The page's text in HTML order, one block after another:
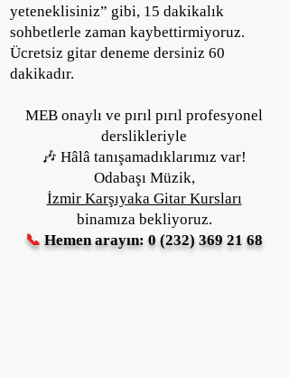
yeteneklisiniz” gibi, 15 dakikalık
sohbetlerle zaman kaybettirmiyoruz.​
Ücretsiz gitar deneme dersiniz 60
dakikadır.
MEB onaylı ve pırıl pırıl profesyonel
derslikleriyle
🎶 Hâlâ tanışamadıklarımız var!
Odabaşı Müzik,
İzmir Karşıyaka Gitar Kursları
binamıza bekliyoruz.
📞 Hemen arayın: 0 (232) 369 21 68